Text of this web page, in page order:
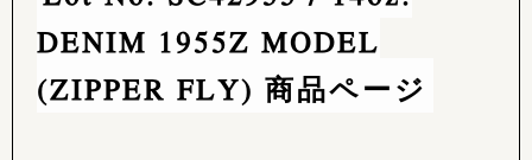
DENIM 1955Z MODEL
(ZIPPER FLY) 商品ページ